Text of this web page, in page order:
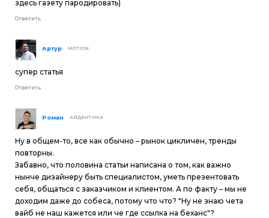
здесь газету пародировать)
Ответить
Артур MOTION
супер статья
Ответить
Роман АЙДЕНТИКА
Ну в общем-то, все как обычно – рынок цикличен, тренды
повторны.
Забавно, что половина статьи написана о том, как важно
нынче дизайнеру быть специалистом, уметь презентовать
себя, общаться с заказчиком и клиентом. А по факту – мы не
доходим даже до собеса, потому что что? "Ну не знаю чета
вайб не наш кажется или че где ссылка на беханс"?